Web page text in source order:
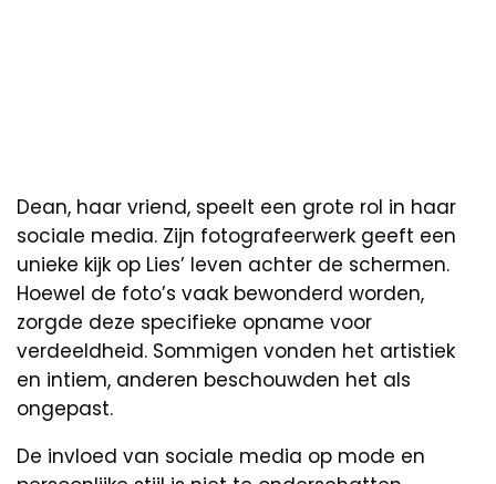
Dean, haar vriend, speelt een grote rol in haar
sociale media. Zijn fotografeerwerk geeft een
unieke kijk op Lies’ leven achter de schermen.
Hoewel de foto’s vaak bewonderd worden,
zorgde deze specifieke opname voor
verdeeldheid. Sommigen vonden het artistiek
en intiem, anderen beschouwden het als
ongepast.
De invloed van sociale media op mode en